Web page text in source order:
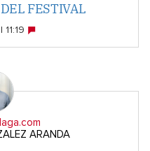
FESTIVAL
ARANDA